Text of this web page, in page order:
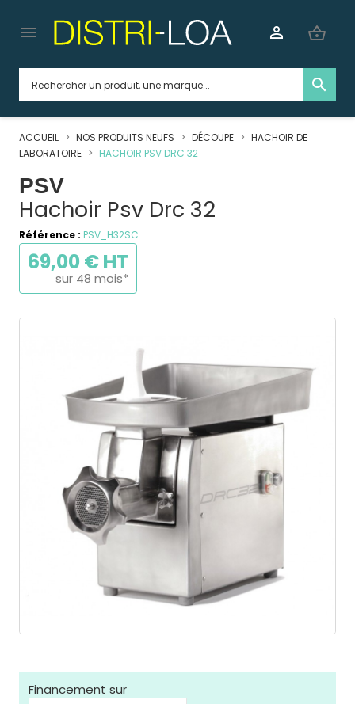
search
 shopping_basket

ACCUEIL NOS PRODUITS NEUFS DÉCOUPE
HACHOIR DE
LABORATOIRE
HACHOIR PSV DRC 32
PSV
Hachoir Psv Drc 32
Référence : PSV_H32SC
69,00 € HT
sur 48 mois*
Financement sur